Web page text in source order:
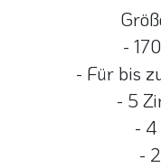
-
- Für bis
- 5
- 4
-